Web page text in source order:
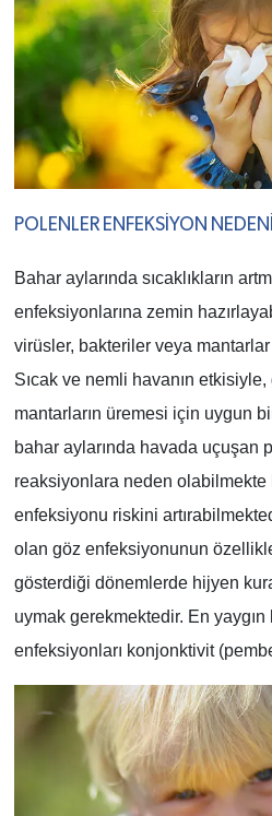
POLENLER ENFEKSİYON NEDENİ
Bahar aylarında sıcaklıkların
enfeksiyonlarına zemin
virüsler, bakteriler veya
Sıcak ve nemli havanın
mantarların üremesi için uygun
bahar aylarında havada uçuşan
reaksiyonlara neden olabilmekte
enfeksiyonu riskini
olan göz enfeksiyonunun
gösterdiği dönemlerde hijyen
uymak gerekmektedir. En yaygın
enfeksiyonları konjonktivit